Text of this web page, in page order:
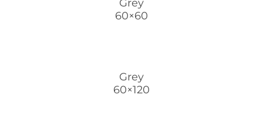
Grey
60×60
Grey
60×120